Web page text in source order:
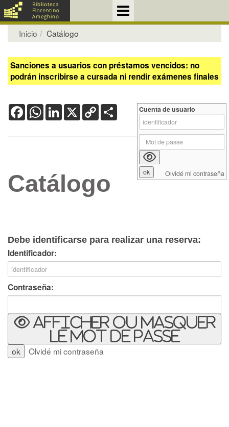
Inicio Catálogo
Sanciones a usuarios con préstamos vencidos: no
podrán inscribirse a cursada ni rendir exámenes finales
FacebookWhatsApp
LinkedIn
X Copy
Link
Catálogo
Debe identificarse para realizar una reserva:
Identificador:
Contraseña:
Afficher ou masquer
le mot de passe
Olvidé mi contraseña
Cuenta de usuario
Olvidé mi contraseña